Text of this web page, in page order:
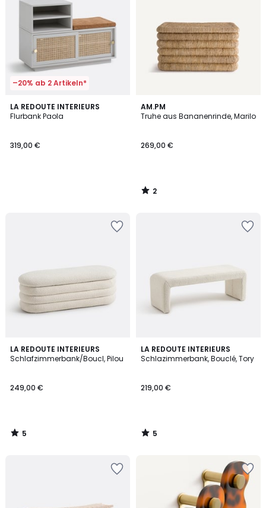
–20% ab 2 Artikeln*
LA REDOUTE INTERIEURS
Flurbank Paola
319,00 €
AM.PM
Truhe aus Bananenrinde, Marilo
269,00 €
2
/
2
/
LA REDOUTE INTERIEURS
Schlafzimmerbank/Boucl, Pilou
249,00 €
5
/
5
/
LA REDOUTE INTERIEURS
Schlazimmerbank, Bouclé, Tory
219,00 €
5
/
5
/